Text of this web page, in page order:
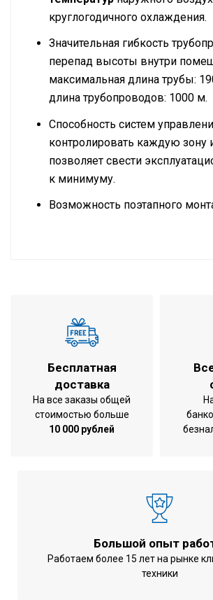
круглогодичного охлаждения.
Значительная гибкость
перепад высоты внутри
максимальная длина трубы:
длина трубопроводов: 1000 м.
Способность систем
контролировать каждую зону
позволяет свести
к минимуму.
Возможность поэтапного
Обслуживаемая площадь
Размеры блока
Вес
Уровень шума
Холодопроизводительность
Теплопроизводительность
Потребляемая мощность при
охлаждении
Бесплатная
доставка
На все заказы общей
стоимостью больше
10 000 рублей
Большой опыт
Работаем более 15 лет на рынке
техники